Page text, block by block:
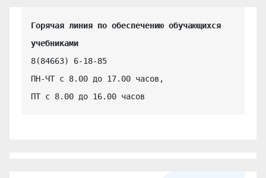
Горячая линия по обеспечению обучающихся
учебниками
8(84663) 6-18-85
ПН-ЧТ с 8.00 до 17.00 часов,
ПТ с 8.00 до 16.00 часов